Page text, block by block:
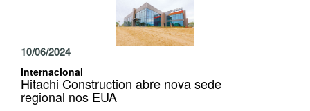
10/06/2024
Internacional
Hitachi Construction abre nova sede
regional nos EUA